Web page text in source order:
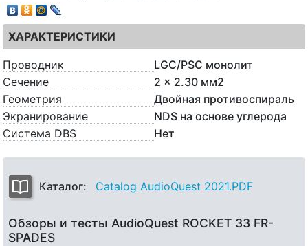
ХАРАКТЕРИСТИКИ
Проводник
LGC/PSC монолит
Сечение
2 x 2.30 мм2
Геометрия
Двойная противоспираль
Экранирование
NDS на основе углерода
Система DBS
Нет
Каталог: Catalog AudioQuest 2021.PDF
Обзоры и тесты AudioQuest ROCKET 33 FR-
SPADES